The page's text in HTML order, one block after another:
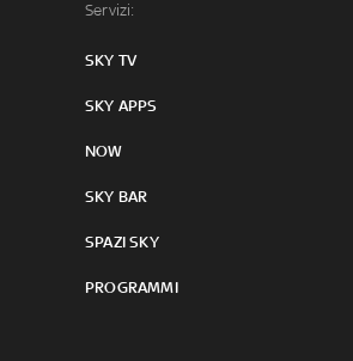
Servizi:
SKY TV
SKY APPS
NOW
SKY BAR
SPAZI SKY
PROGRAMMI